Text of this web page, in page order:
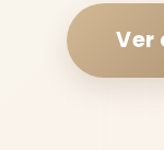
Ver